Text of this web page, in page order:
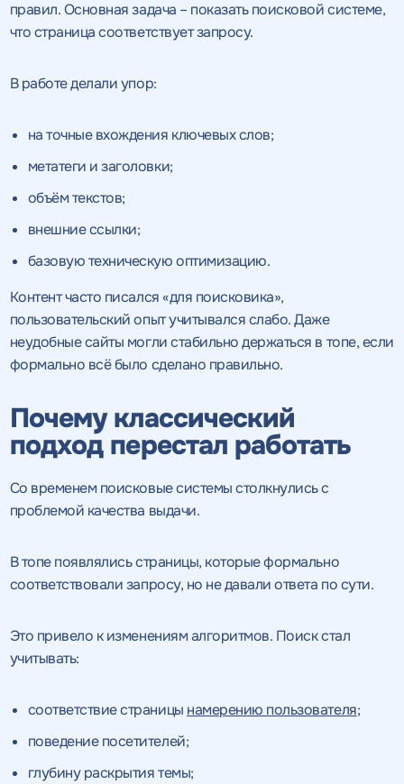
правил. Основная задача – показать поисковой системе,
что страница соответствует запросу.
В работе делали упор:
на точные вхождения ключевых слов;
метатеги и заголовки;
объём текстов;
внешние ссылки;
базовую техническую оптимизацию.
Контент часто писался «для поисковика»,
пользовательский опыт учитывался слабо. Даже
неудобные сайты могли стабильно держаться в топе, если
формально всё было сделано правильно.
Почему классический
подход перестал работать
Со временем поисковые системы столкнулись с
проблемой качества выдачи.
В топе появлялись страницы, которые формально
соответствовали запросу, но не давали ответа по сути.
Это привело к изменениям алгоритмов. Поиск стал
учитывать:
соответствие страницы намерению пользователя;
поведение посетителей;
глубину раскрытия темы;